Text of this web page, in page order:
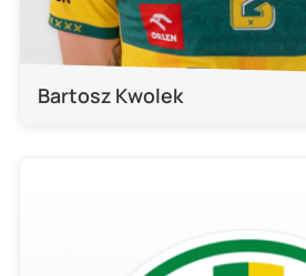
Bartosz Kwolek